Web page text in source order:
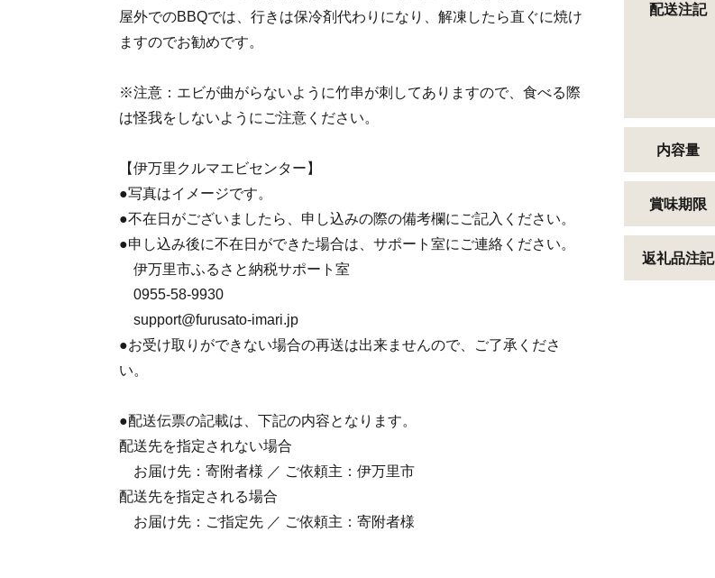
屋外でのBBQでは、行きは保冷剤代わりになり、解凍したら直ぐに焼け
ますのでお勧めです。
※注意：エビが曲がらないように竹串が刺してありますので、食べる際
は怪我をしないようにご注意ください。
【伊万里クルマエビセンター】
●写真はイメージです。
●不在日がございましたら、申し込みの際の備考欄にご記入ください。
●申し込み後に不在日ができた場合は、サポート室にご連絡ください。
伊万里市ふるさと納税サポート室
0955-58-9930
support@furusato-imari.jp
●お受け取りができない場合の再送は出来ませんので、ご了承くださ
い。
●配送伝票の記載は、下記の内容となります。
配送先を指定されない場合
お届け先：寄附者様 ／ ご依頼主：伊万里市
配送先を指定される場合
お届け先：ご指定先 ／ ご依頼主：寄附者様
配送注記
内容量
賞味期限
返礼品注記